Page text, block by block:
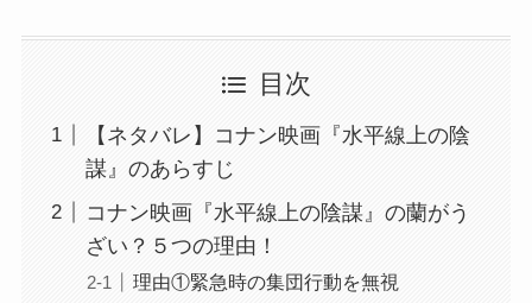
目次
【ネタバレ】コナン映画『水平線上の陰
謀』のあらすじ
コナン映画『水平線上の陰謀』の蘭がう
ざい？５つの理由！
理由①緊急時の集団行動を無視